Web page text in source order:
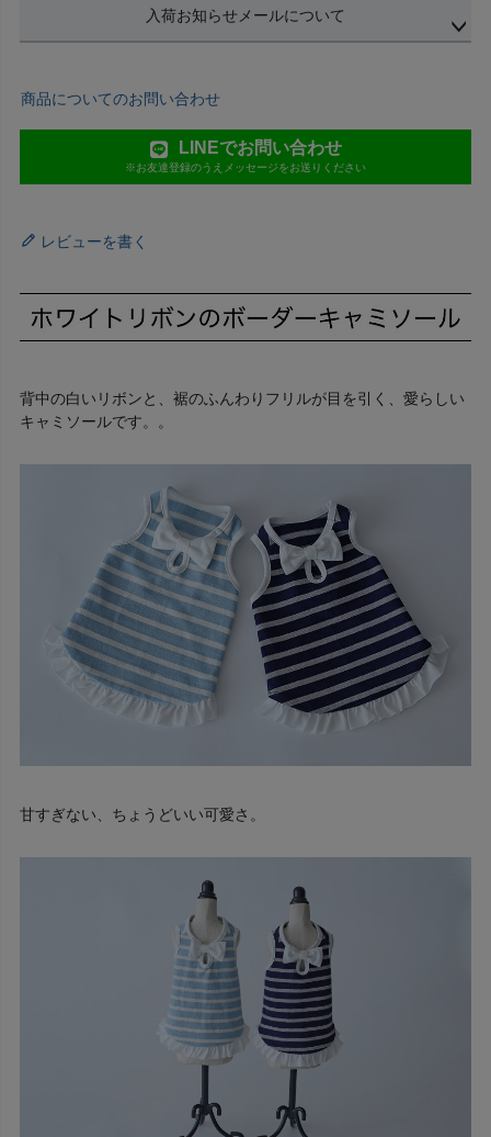
入荷お知らせメールについて
商品についてのお問い合わせ
LINEでお問い合わせ
※お友達登録のうえメッセージをお送りください
レビューを書く
背中の白いリボンと、裾のふんわりフリルが目を引く、愛らしい
キャミソールです。。
甘すぎない、ちょうどいい可愛さ。